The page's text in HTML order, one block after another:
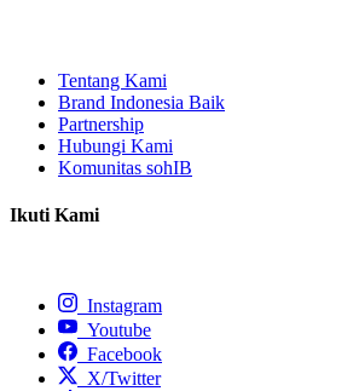
Tentang Kami
Brand Indonesia Baik
Partnership
Hubungi Kami
Komunitas sohIB
Ikuti Kami
Instagram
Youtube
Facebook
X/Twitter